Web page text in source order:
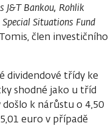
J&T Bankou, Rohlik
Situations Fund
člen investičního
dividendové třídy ke
shodné jako u tříd
k nárůstu o 4,50
euro v případě